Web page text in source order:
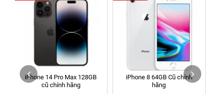
256 Võ Văn Ngân, Thủ Đức, Hồ Chí Minh (Bình Thọ, TP. Thủ
70 Nguyễn An Ninh, Dĩ An, Hồ Chí Minh (Bình Dương Cũ)
24h Vũng Tàu: 162A Ba Cu, Vũng Tàu, Hồ Chí Minh (TP. Vũng
Tàu cũ)
198 Hoàng Văn Thụ, Tân Sơn Nhất, Hồ Chí Minh (Tân Bình
iPhone 14 Pro Max 128GB
cũ chính hãng
iPhone 8 64GB Cũ chính
hãng